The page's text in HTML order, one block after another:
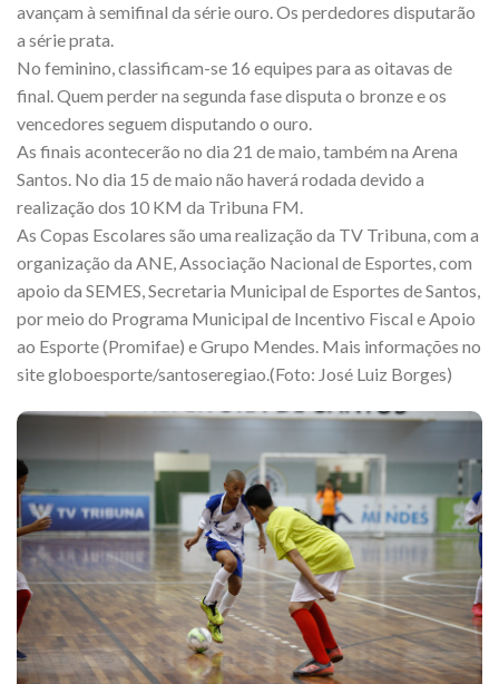
avançam à semifinal da série ouro. Os perdedores disputarão
a série prata.
No feminino, classificam-se 16 equipes para as oitavas de
final. Quem perder na segunda fase disputa o bronze e os
vencedores seguem disputando o ouro.
As finais acontecerão no dia 21 de maio, também na Arena
Santos. No dia 15 de maio não haverá rodada devido a
realização dos 10 KM da Tribuna FM.
As Copas Escolares são uma realização da TV Tribuna, com a
organização da ANE, Associação Nacional de Esportes, com
apoio da SEMES, Secretaria Municipal de Esportes de Santos,
por meio do Programa Municipal de Incentivo Fiscal e Apoio
ao Esporte (Promifae) e Grupo Mendes. Mais informações no
site globoesporte/santoseregiao.(Foto: José Luiz Borges)